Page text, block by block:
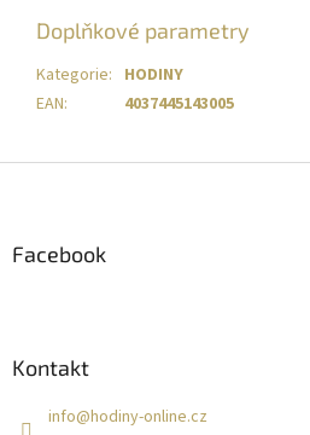
Doplňkové parametry
Kategorie: HODINY
EAN: 4037445143005
Facebook
Kontakt
info@hodiny-online.cz